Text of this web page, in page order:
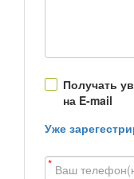
Получать
на E-mail
Уже
*